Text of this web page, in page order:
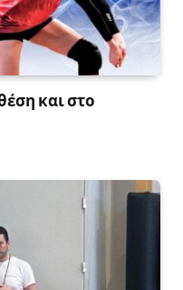
και στο